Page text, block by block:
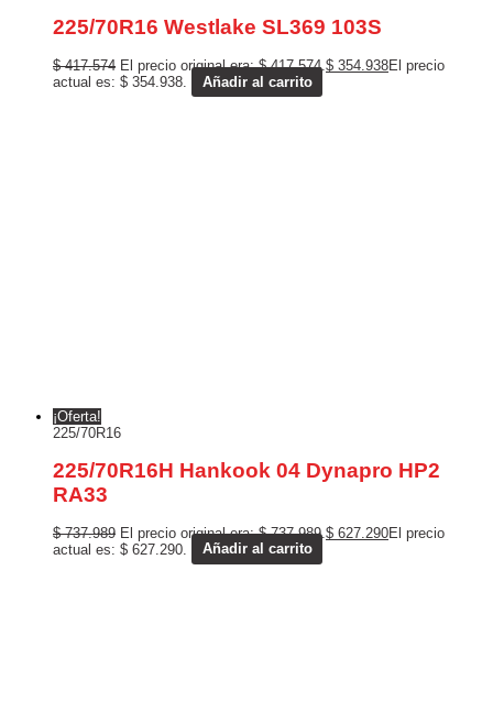
225/70R16 Westlake SL369 103S
$417.574 El precio original era: $ 417.574.$ 354.938El precio
actual es: $ 354.938.
Añadir al carrito
¡Oferta!
225/70R16
225/70R16H Hankook 04 Dynapro HP2
RA33
$737.989 El precio original era: $ 737.989. $ 627.290El precio
actual es: $ 627.290.
Añadir al carrito